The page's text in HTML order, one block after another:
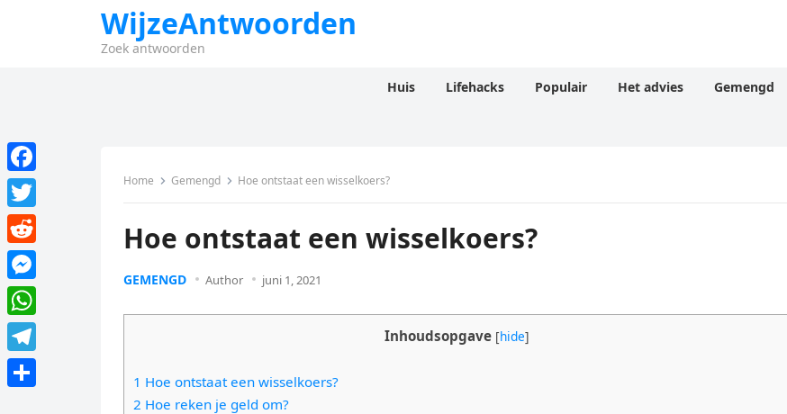
WijzeAntwoorden
Zoek antwoorden
Huis Lifehacks Populair Het advies Gemengd
Home Gemengd Hoe ontstaat een wisselkoers?
Hoe ontstaat een wisselkoers?
GEMENGD Author juni 1, 2021
Inhoudsopgave [hide]
1 Hoe ontstaat een wisselkoers?
2 Hoe reken je geld om?
F
a
c
e
b
o
o
k
T
w
i
t
t
e
R
e
d
d
M
e
s
s
W
h
a
T